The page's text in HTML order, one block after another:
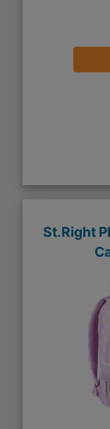
St.Right